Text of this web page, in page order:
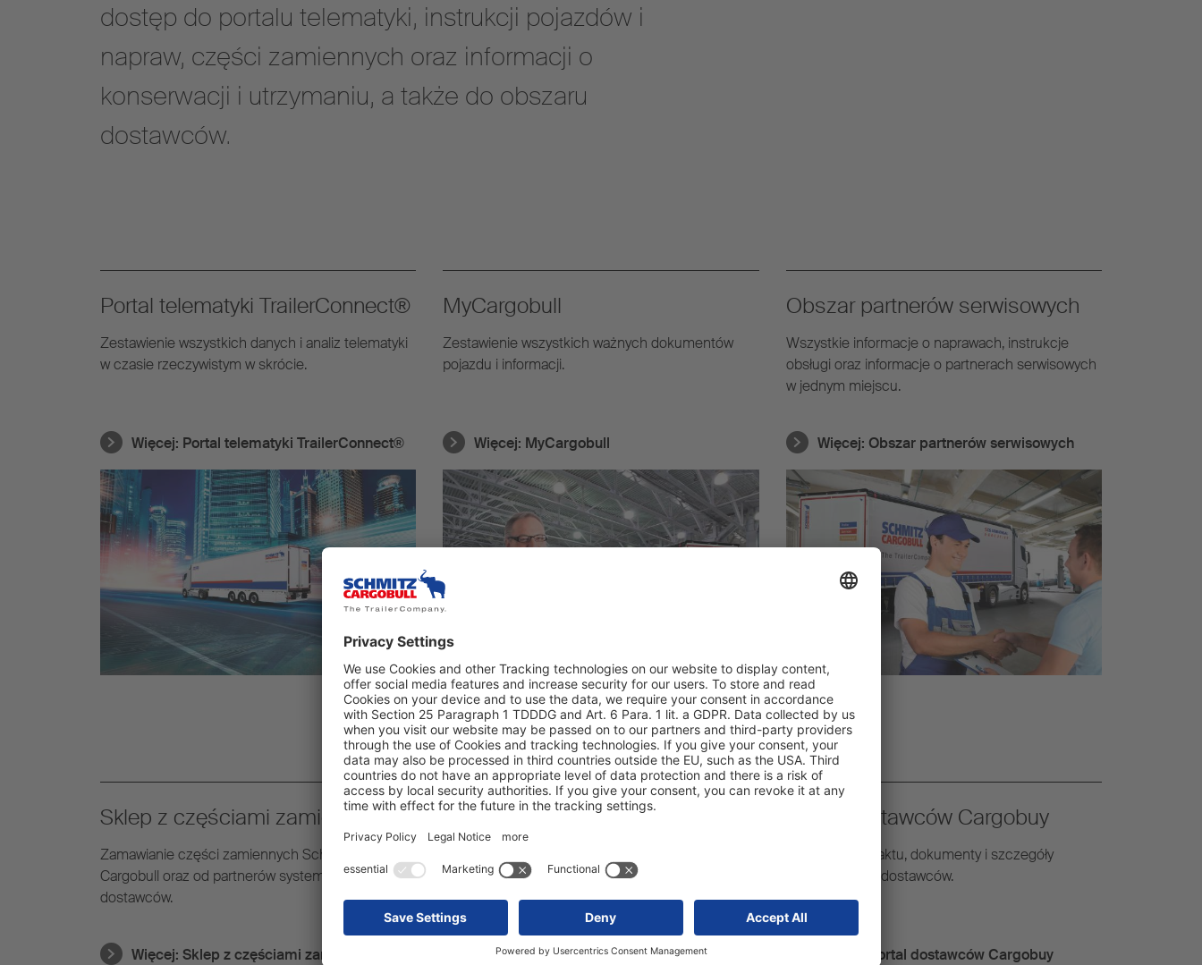
dostęp do portalu telematyki, instrukcji pojazdów i
napraw, części zamiennych oraz informacji o
konserwacji i utrzymaniu, a także do obszaru
dostawców.
Portal telematyki TrailerConnect®
Zestawienie wszystkich danych i analiz telematyki
w czasie rzeczywistym w skrócie.
Więcej: Portal telematyki TrailerConnect®
MyCargobull
Zestawienie wszystkich ważnych dokumentów
pojazdu i informacji.
Więcej: MyCargobull
Obszar partnerów serwisowych
Wszystkie informacje o naprawach, instrukcje
obsługi oraz informacje o partnerach serwisowych
w jednym miejscu.
Więcej: Obszar partnerów serwisowych
Sklep z częściami zamiennymi
Zamawianie części zamiennych Schmitz
Cargobull oraz od partnerów systemowych i
dostawców.
Więcej: Sklep z częściami zamiennymi
System Cargobull Repair
wszystkich ważnych wytycznych.
Więcej:System Cargobull Repair
Portal dostawców Cargobuy
Osoby do kontaktu, dokumenty i szczegóły
przetargów dla dostawców.
Portal dostawców Cargobuy